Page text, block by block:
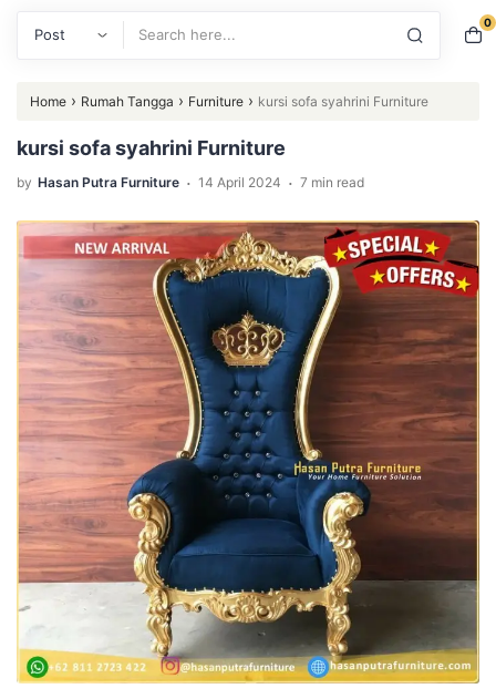
0
Home › Rumah Tangga › Furniture › kursi sofa syahrini Furniture
kursi sofa syahrini Furniture
by Hasan Putra Furniture . 14 April 2024 . 7 min read